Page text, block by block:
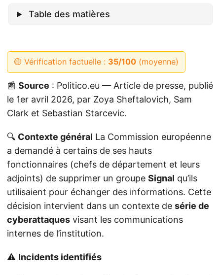
Table des matières
🟡 Vérification factuelle : 35/100(moyenne)
📰 Source : Politico.eu — Article de presse, publié
le 1er avril 2026, par Zoya Sheftalovich, Sam
Clark et Sebastian Starcevic.
🔍 Contexte général La Commission européenne
a demandé à certains de ses hauts
fonctionnaires (chefs de département et leurs
adjoints) de supprimer un groupe Signal qu’ils
utilisaient pour échanger des informations. Cette
décision intervient dans un contexte de série de
cyberattaques visant les communications
internes de l’institution.
⚠️ Incidents identifiés